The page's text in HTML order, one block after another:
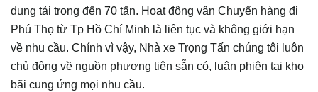
dụng tải trọng đến 70 tấn. Hoạt động vận Chuyển hàng đi
Phú Thọ từ Tp Hồ Chí Minh là liên tục và không giới hạn
về nhu cầu. Chính vì vậy, Nhà xe Trọng Tấn chúng tôi luôn
chủ động về nguồn phương tiện sẵn có, luân phiên tại kho
bãi cung ứng mọi nhu cầu.